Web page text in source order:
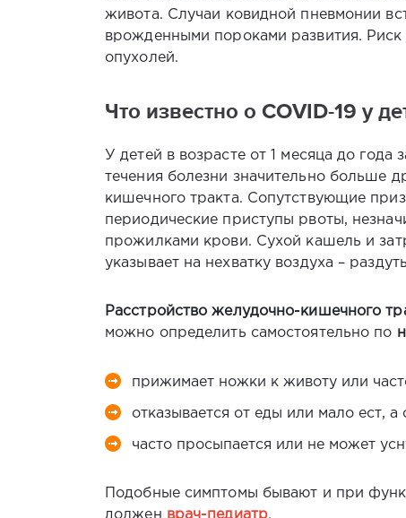
живота. Случаи ковидной пневмонии
врожденными пороками развития. Риск
опухолей.
Что известно о COVID-19 у
У детей в возрасте от 1 месяца до
течения болезни значительно больше
кишечного тракта. Сопутствующие
периодические приступы рвоты,
прожилками крови. Сухой кашель и
указывает на нехватку воздуха –
Расстройство желудочно-кишечного
можно определить самостоятельно по
прижимает ножки к животу или
отказывается от еды или мало ест,
часто просыпается или не может
Подобные симптомы бывают и при
должен врач-педиатр.